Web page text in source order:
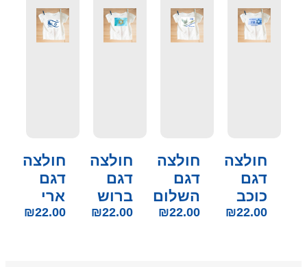
חולצה
דגם
כוכב
₪22.00
חולצה
דגם
השלום
₪22.00
חולצה
דגם
ברוש
₪22.00
חולצה
דגם
ארי
₪22.00